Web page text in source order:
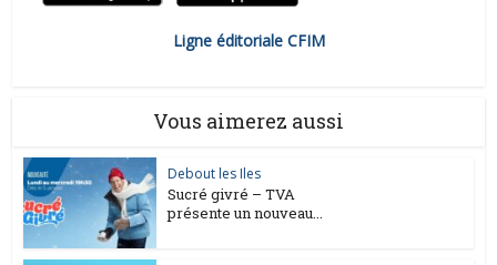
Ligne éditoriale CFIM
Vous aimerez aussi
Debout les Iles
Sucré givré – TVA
présente un nouveau...